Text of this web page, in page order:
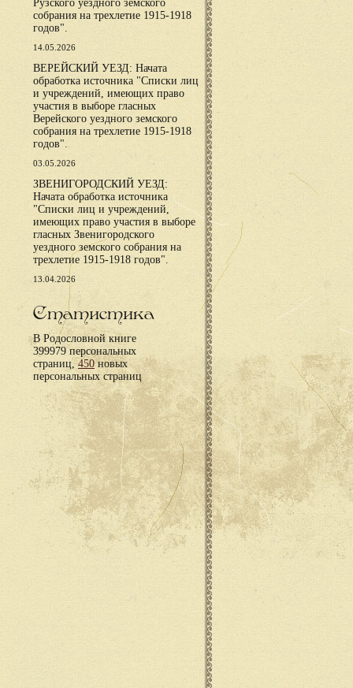
Рузского уездного земского
собрания на трехлетие 1915-1918
годов".
14.05.2026
ВЕРЕЙСКИЙ УЕЗД: Начата
обработка источника "Списки лиц
и учреждений, имеющих право
участия в выборе гласных
Верейского уездного земского
собрания на трехлетие 1915-1918
годов".
03.05.2026
ЗВЕНИГОРОДСКИЙ УЕЗД:
Начата обработка источника
"Списки лиц и учреждений,
имеющих право участия в выборе
гласных Звенигородского
уездного земского собрания на
трехлетие 1915-1918 годов".
13.04.2026
Статистика
В Родословной книге
399979 персональных
страниц,450новых
персональных страниц